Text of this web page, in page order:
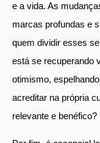
e a vida. As
marcas profundas e
quem dividir esses
está se recuperando
otimismo,
acreditar na própria
relevante e benéfico?